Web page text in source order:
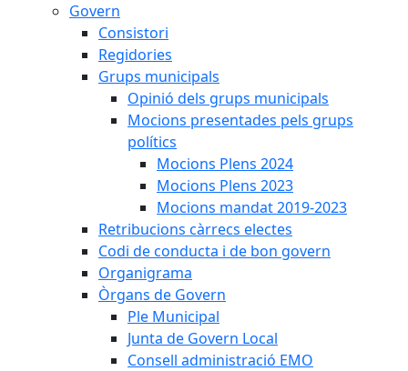
Govern
Consistori
Regidories
Grups municipals
Opinió dels grups municipals
Mocions presentades pels grups
polítics
Mocions Plens 2024
Mocions Plens 2023
Mocions mandat 2019-2023
Retribucions càrrecs electes
Codi de conducta i de bon govern
Organigrama
Òrgans de Govern
Ple Municipal
Junta de Govern Local
Consell administració EMO